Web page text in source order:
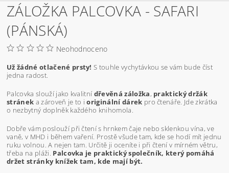
ZÁLOŽKA PALCOVKA - SAFARI
(PÁNSKÁ)
Neohodnoceno
Už žádné otlačené prsty! S touhle vychytávkou se vám bude číst
jedna radost.
Palcovka slouží jako kvalitní dřevěná záložka, praktický držák
stránek a zároveň je to ioriginální dárek pro čtenáře. Jde zkrátka
o nezbytný doplněk každého knihomola.
Dobře vám poslouží při čtení s hrnkem čaje nebo sklenkou vína, ve
vaně, v MHD i během vaření. Prostě všude tam, kde se hodí mít jednu
ruku volnou. A nejen tam. Určitě ji oceníte i při čtení v mírném větru,
třeba na pláži. Palcovka je praktický společník, který pomáhá
držet stránky knížek tam, kde mají být.